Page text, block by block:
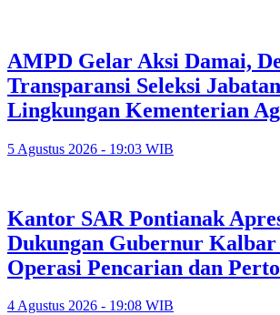
AMPD Gelar Aksi Damai,
Transparansi Seleksi
Lingkungan Kementerian
5 Agustus 2026 - 19:03 WIB
Kantor SAR Pontianak
Dukungan Gubernur Kalbar
Operasi Pencarian dan
4 Agustus 2026 - 19:08 WIB